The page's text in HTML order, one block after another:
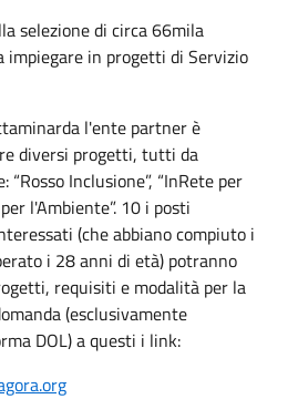
selezione di circa 66mila
in progetti di Servizio
l'ente partner è
diversi progetti, tutti da
“Rosso Inclusione”, “InRete per
l'Ambiente”. 10 i posti
(che abbiano compiuto i
i 28 anni di età) potranno
requisiti e modalità per la
(esclusivamente
DOL) a questi i link: